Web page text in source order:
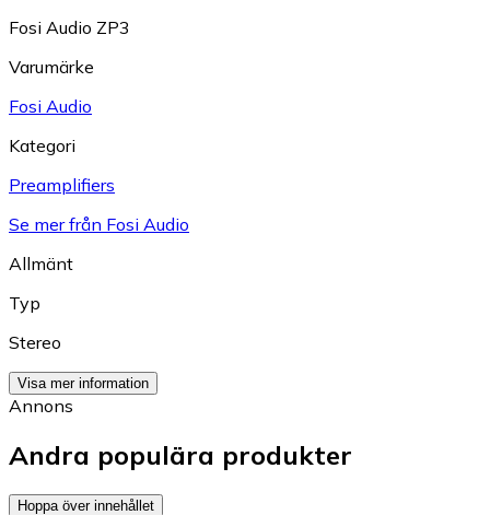
Fosi Audio ZP3
Varumärke
Fosi Audio
Kategori
Preamplifiers
Se mer från Fosi Audio
Allmänt
Typ
Stereo
Visa mer information
Annons
Andra populära produkter
Hoppa över innehållet